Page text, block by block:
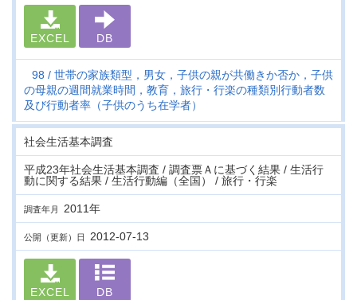
EXCEL DB
98
世帯の家族類型，男女，子供の親が共働きか否か，子供
の母親の週間就業時間，教育，旅行・行楽の種類別行動者数
及び行動者率（子供のうち在学者）
社会生活基本調査
平成23年社会生活基本調査 / 調査票Ａに基づく結果 / 生活行
動に関する結果 / 生活行動編（全国） / 旅行・行楽
調査年月 2011年
公開（更新）日 2012-07-13
EXCEL DB